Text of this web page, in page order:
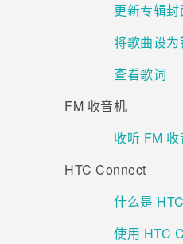
更新专辑
将歌曲设为
查看歌词
FM 收音机
收听 FM 收
HTC Connect
什么是
使用 HTC